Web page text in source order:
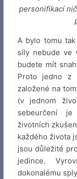
personifikací
A bylo tomu
síly nebude ve
budete mít
Proto jedno z
založené na
(v jednom
sebeurčení
životních
každého života
jsou důležité
jedince.
dokonalému